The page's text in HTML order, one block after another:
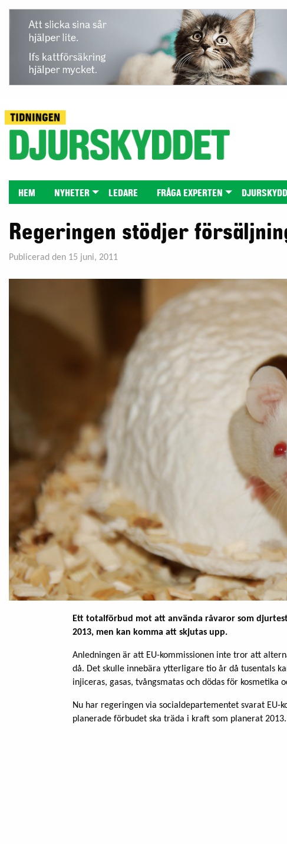
HEM NYHETER LEDARE FRÅGA EXPERTEN
Regeringen stödjer
Publicerad den 15 juni, 2011
Ett totalförbud mot att använda råvaror som
2013, men kan komma att skjutas upp.
Anledningen är att EU-kommissionen inte tror att
då. Det skulle innebära ytterligare tio år då tusentals
injiceras, gasas, tvångsmatas och dödas för kosmetika
Nu har regeringen via socialdepartementet svarat EU-
planerade förbudet ska träda i kraft som planerat 2013.